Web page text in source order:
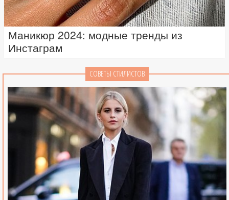
Маникюр 2024: модные тренды из
Инстаграм
СОВЕТЫ СТИЛИСТОВ